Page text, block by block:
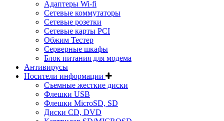
Адаптеры Wi-fi
Сетевые коммутаторы
Сетевые розетки
Сетевые карты PCI
Обжим Тестер
Серверные шкафы
Блок питания для модема
Антивирусы
Носители информации
Съемные жесткие диски
Флешки USB
Флешки MicroSD, SD
Диски CD, DVD